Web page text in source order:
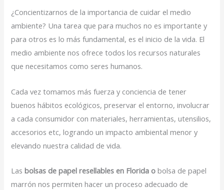
¿Concientizarnos de la importancia de cuidar el medio
ambiente? Una tarea que para muchos no es importante y
para otros es lo más fundamental, es el inicio de la vida. El
medio ambiente nos ofrece todos los recursos naturales
que necesitamos como seres humanos.
Cada vez tomamos más fuerza y conciencia de tener
buenos hábitos ecológicos, preservar el entorno, involucrar
a cada consumidor con materiales, herramientas, utensilios,
accesorios etc, logrando un impacto ambiental menor y
elevando nuestra calidad de vida.
Lasbolsas de papel resellables en Florida o bolsa de papel
marrón nos permiten hacer un proceso adecuado de